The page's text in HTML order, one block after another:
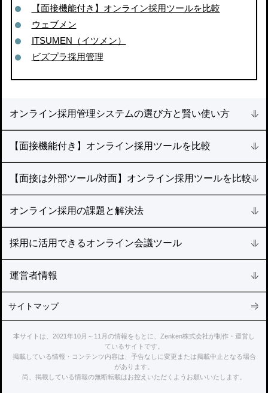
【面接機能付き】オンライン採用ツールを比較
ウェブメン
ITSUMEN（イツメン）
ビズプラ採用管理
オンライン採用管理システムの選び方と賢い使い方
【面接機能付き】オンライン採用ツールを比較
【面接は外部ツール/対面】オンライン採用ツールを比較
オンライン採用の課題と解決法
採用に活用できるオンライン会議ツール
運営者情報
サイトマップ
本サイトは、2021年10月～11月の情報をもとに、Zenken株式会社が制作・運営し
ているサイトです。
掲載している情報・コンテンツ内容は、予告なしに変更または掲載中止となる場合
があります。
尚、掲載している情報の無断転載はお控えいただくようお願いいたします。